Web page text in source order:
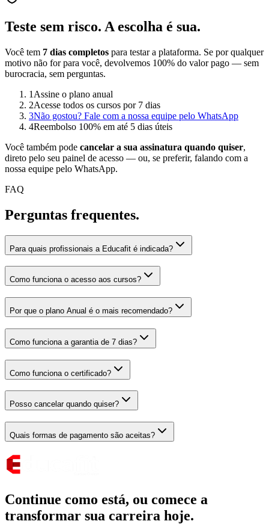
Teste sem risco. A escolha é sua.
Você tem 7 dias completos para testar a plataforma. Se por qualquer
motivo não for para você, devolvemos 100% do valor pago — sem
burocracia, sem perguntas.
1 Assine o plano anual
2Acesse todos os cursos por 7 dias
3Não gostou? Fale com a nossa equipe pelo WhatsApp
4Reembolso 100% em até 5 dias úteis
Você também pode cancelar a sua assinatura quando quiser,
direto pelo seu painel de acesso — ou, se preferir, falando com a
nossa equipe pelo WhatsApp.
FAQ
Perguntas frequentes.
Para quais profissionais a Educafit é indicada?
Como funciona o acesso aos cursos?
Por que o plano Anual é o mais recomendado?
Como funciona a garantia de 7 dias?
Como funciona o certificado?
Posso cancelar quando quiser?
Quais formas de pagamento são aceitas?
Continue como está, ou comece a
transformar sua carreira hoje.